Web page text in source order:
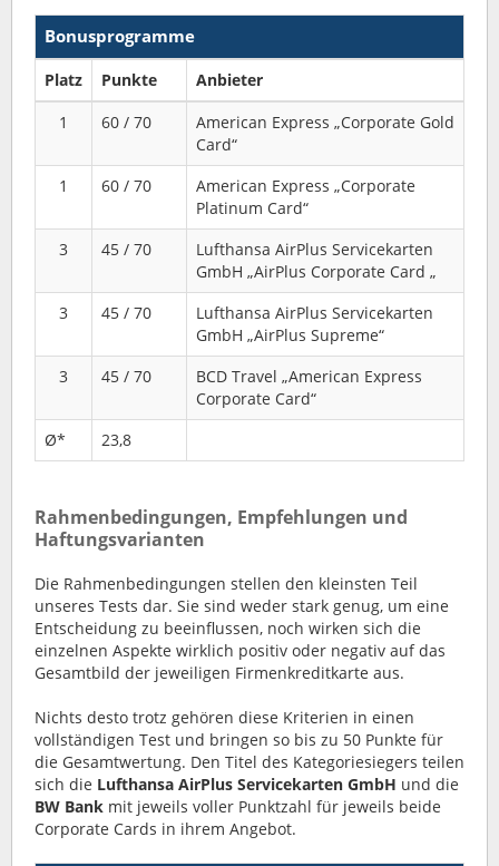
Bonusprogramme
Platz Punkte
Anbieter
1
60 / 70
American Express „Corporate Gold
Card“
1
60 / 70
American Express „Corporate
Platinum Card“
3
45 / 70
Lufthansa AirPlus Servicekarten
GmbH „AirPlus Corporate Card „
3
45 / 70
Lufthansa AirPlus Servicekarten
GmbH „AirPlus Supreme“
3
45 / 70
BCD Travel „American Express
Corporate Card“
Ø*
23,8
Rahmenbedingungen, Empfehlungen und
Haftungsvarianten
Die Rahmenbedingungen stellen den kleinsten Teil
unseres Tests dar. Sie sind weder stark genug, um eine
Entscheidung zu beeinflussen, noch wirken sich die
einzelnen Aspekte wirklich positiv oder negativ auf das
Gesamtbild der jeweiligen Firmenkreditkarte aus.
Nichts desto trotz gehören diese Kriterien in einen
vollständigen Test und bringen so bis zu 50 Punkte für
die Gesamtwertung. Den Titel des Kategoriesiegers teilen
sich die Lufthansa AirPlus Servicekarten GmbH und die
BW Bank mit jeweils voller Punktzahl für jeweils beide
Corporate Cards in ihrem Angebot.